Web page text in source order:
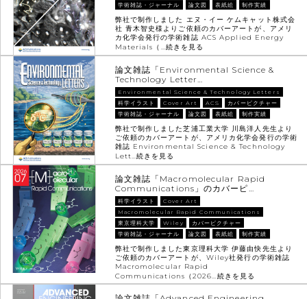
学術雑誌・ジャーナル
論文図 表紙絵 制作実績
弊社で制作しました エヌ・イー ケムキャット株式会
社 青木智史様よりご依頼のカバーアートが、アメリ
カ化学会発行の学術雑誌 ACS Applied Energy
Materials（…続きを見る
論文雑誌「Environmental Science &
Technology Letter…
Environmental Science & Technology Letters
科学イラスト
Cover Art ACS
カバーピクチャー
学術雑誌・ジャーナル
論文図 表紙絵 制作実績
弊社で制作しました芝浦工業大学 川島洋人先生より
ご依頼のカバーアートが、アメリカ化学会発行の学術
雑誌 Environmental Science & Technology
Lett…続きを見る
論文雑誌「Macromolecular Rapid
Communications」のカバーピ…
科学イラスト
Cover Art
Macromolecular Rapid Communications
東京理科大学
Wiley
カバーピクチャー
学術雑誌・ジャーナル
論文図 表紙絵 制作実績
弊社で制作しました東京理科大学 伊藤由快先生より
ご依頼のカバーアートが、Wiley社発行の学術雑誌
Macromolecular Rapid
Communications（2026…続きを見る